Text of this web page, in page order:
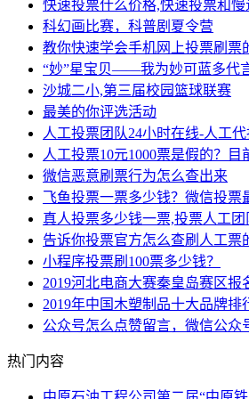
快速投票什么价格,快速投票和
科幻画比赛，科普剧夏令营
教你快速学会手机网上投票刷票
“妙”星宝贝——我为妙可蓝多代
沙城二小,第三届校园篮球联赛
最美的你评选活动
人工投票团队24小时在线-人工
人工投票10元1000票是假的？
微信恶意刷票行为怎么查出来
飞鱼投票一票多少钱？微信投票
真人投票多少钱一票,投票人工
告诉你投票官方怎么查刷人工票
小程序投票刷100票多少钱？
2019河北电商大赛秦皇岛赛区报
2019年中国木塑制品十大品牌排
公众号怎么点赞留言，微信公众
热门内容